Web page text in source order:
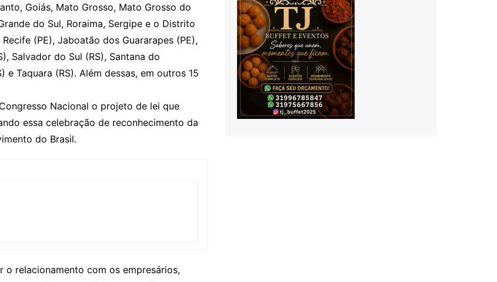
Goiás, Mato Grosso, Mato Grosso do
do Sul, Roraima, Sergipe e o Distrito
(PE), Jaboatão dos Guararapes (PE),
Salvador do Sul (RS), Santana do
e Taquara (RS). Além dessas, em outros 15
Nacional o projeto de lei que
essa celebração de reconhecimento da
do Brasil.
o relacionamento com os empresários,